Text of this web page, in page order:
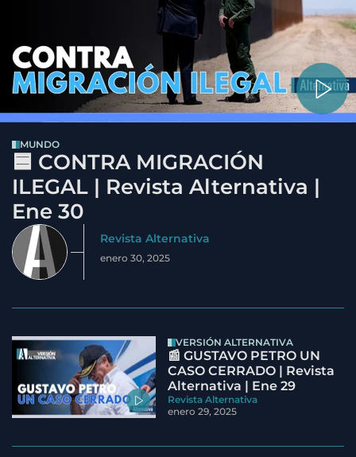
MUNDO
🟦 CONTRA MIGRACIÓN
ILEGAL | Revista Alternativa |
Ene 30
Revista Alternativa
enero 30, 2025
VERSIÓN ALTERNATIVA
📰 GUSTAVO PETRO UN
CASO CERRADO | Revista
Alternativa | Ene 29
Revista Alternativa
enero 29, 2025